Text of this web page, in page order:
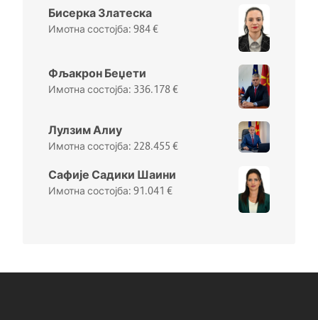
Бисерка Златеска
984€
Фљакрон Беџети
336.178€
Лулзим Алиу
228.455 €
Сафије Садики Шаини
91.041 €